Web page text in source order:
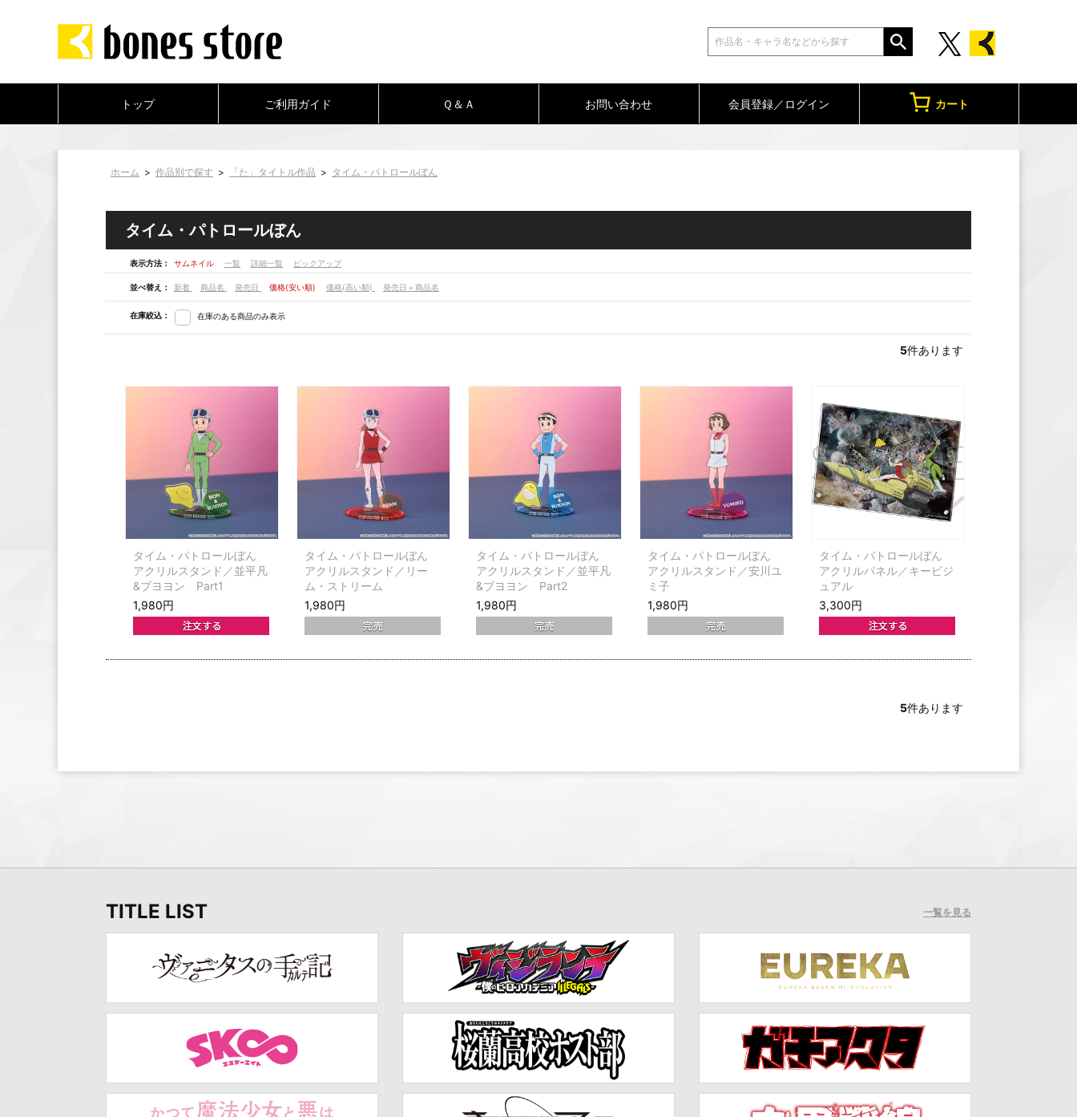
トップ ご利用ガイド Ｑ＆Ａ お問い合わせ 会員登録／ログイン カート
ホーム > 作品別で探す > 「た」タイトル作品 > タイム・パトロールぼん
タイム・パトロールぼん
表示方法： サムネイル 一覧 詳細一覧 ピックアップ
並べ替え： 新着 商品名 発売日 価格(安い順) 価格(高い順) 発売日＋商品名
在庫絞込： 在庫のある商品のみ表示
5件あります
タイム・パトロールぼん
アクリルスタンド／並平凡
&ブヨヨン Part1
1,980円
タイム・パトロールぼん
アクリルスタンド／リー
ム・ストリーム
1,980円
タイム・パトロールぼん
アクリルスタンド／並平凡
&ブヨヨン Part2
1,980円
タイム・パトロールぼん
アクリルスタンド／安川ユ
ミ子
1,980円
タイム・パトロールぼん
アクリルパネル／キービジ
ュアル
3,300円
5件あります
TITLE LIST 一覧を見る